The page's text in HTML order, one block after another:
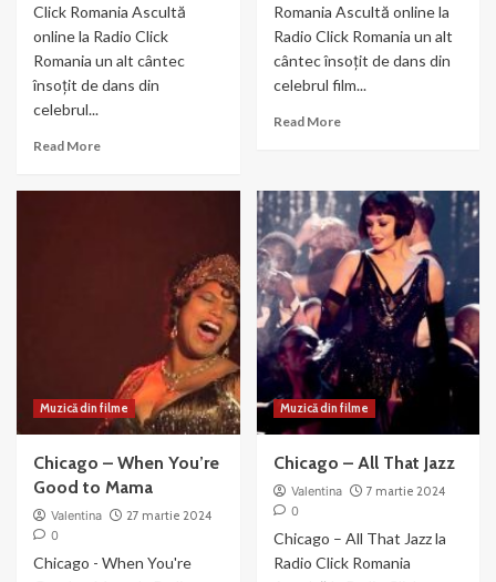
Click Romania Ascultă
online la Radio Click
Romania un alt cântec
însoțit de dans din
celebrul...
Read MoreRead
Romania Ascultă online la
Radio Click Romania un alt
cântec însoțit de dans din
celebrul film...
Read MoreRead
We
Both
Reached
for
the
Gun
Muzică din filme
Chicago – When You’re
Good to Mama
Valentina
27 martie 2024
0
Chicago - When You're
Muzică din filme
Chicago – All That Jazz
Valentina
7 martie 2024
0
Chicago – All That Jazz la
Radio Click Romania